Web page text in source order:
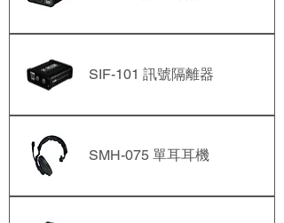
SIF-101 訊號隔離器
SMH-075 單耳耳機